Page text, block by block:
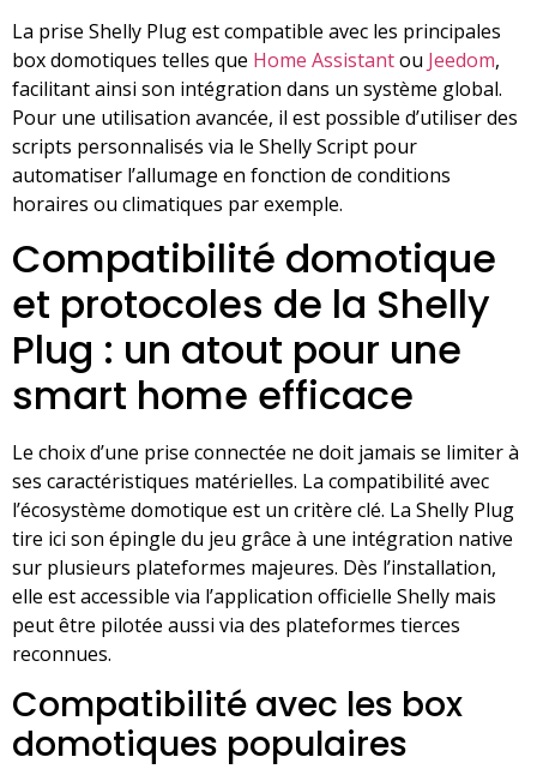
La prise Shelly Plug est compatible avec les principales
box domotiques telles que Home Assistantou Jeedom,
facilitant ainsi son intégration dans un système global.
Pour une utilisation avancée, il est possible d’utiliser des
scripts personnalisés via le Shelly Script pour
automatiser l’allumage en fonction de conditions
horaires ou climatiques par exemple.
Compatibilité domotique
et protocoles de la Shelly
Plug : un atout pour une
smart home efficace
Le choix d’une prise connectée ne doit jamais se limiter à
ses caractéristiques matérielles. La compatibilité avec
l’écosystème domotique est un critère clé. La Shelly Plug
tire ici son épingle du jeu grâce à une intégration native
sur plusieurs plateformes majeures. Dès l’installation,
elle est accessible via l’application officielle Shelly mais
peut être pilotée aussi via des plateformes tierces
reconnues.
Compatibilité avec les box
domotiques populaires